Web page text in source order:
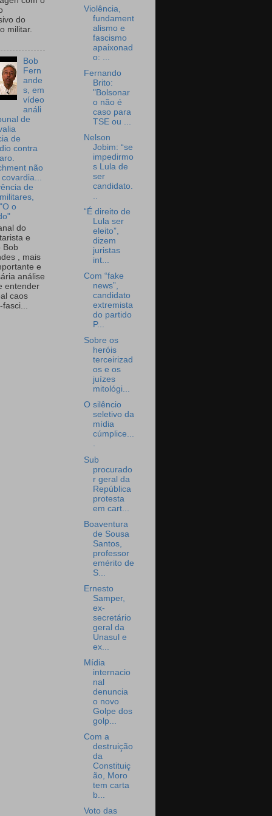
do
militar.
Bob
Fern
ande
s, em
vídeo
análi
de
de
contra
não
de
o
do
e
Bob
, mais
e
análise
entender
caos
Violência,
fundament
alismo e
fascismo
apaixonad
o: ...
Fernando
Brito:
"Bolsonar
o não é
caso para
TSE ou ...
Nelson
Jobim: “se
impedirmo
s Lula de
ser
candidato.
“É direito de
Lula ser
eleito”,
dizem
juristas
int...
Com “fake
news”,
candidato
extremista
do partido
P...
Sobre os
heróis
terceirizad
os e os
juízes
mitológi...
O silêncio
seletivo da
mídia
cúmplice...
.
Sub
procurado
r geral da
República
protesta
em cart...
Boaventura
de Sousa
Santos,
professor
emérito de
S...
Ernesto
Samper,
ex-
secretário
geral da
Unasul e
ex...
Mídia
internacio
nal
denuncia
o novo
Golpe dos
golp...
Com a
destruição
da
Constituiç
ão, Moro
tem carta
b...
Voto das